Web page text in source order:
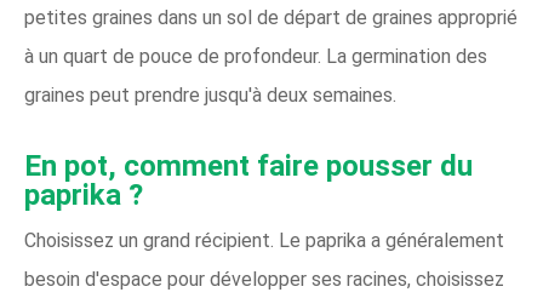
petites graines dans un sol de départ de graines approprié
à un quart de pouce de profondeur. La germination des
graines peut prendre jusqu'à deux semaines.
En pot, comment faire pousser du
paprika ?
Choisissez un grand récipient. Le paprika a généralement
besoin d'espace pour développer ses racines, choisissez